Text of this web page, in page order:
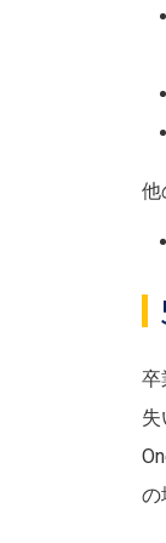
他
卒
の